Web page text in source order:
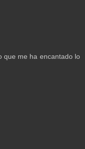
que me ha encantado lo